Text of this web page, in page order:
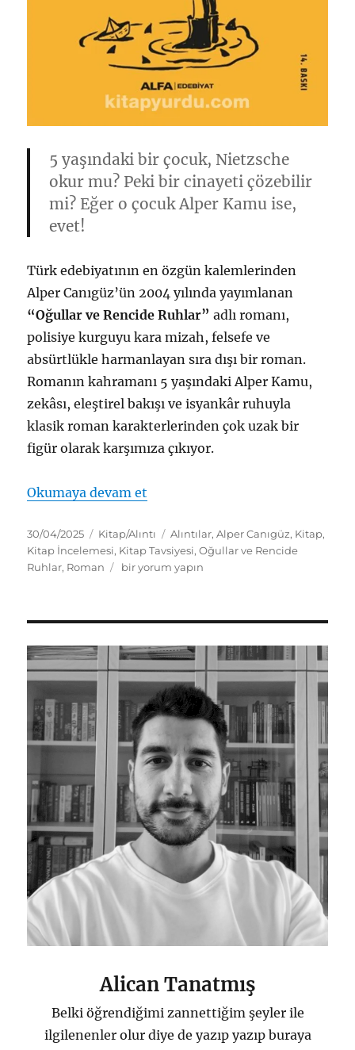
5 yaşındaki bir çocuk, Nietzsche
okur mu? Peki bir cinayeti çözebilir
mi? Eğer o çocuk Alper Kamu ise,
evet!
Türk edebiyatının en özgün kalemlerinden
Alper Canıgüz’ün 2004 yılında yayımlanan
“Oğullar ve Rencide Ruhlar” adlı romanı,
polisiye kurguyu kara mizah, felsefe ve
absürtlükle harmanlayan sıra dışı bir roman.
Romanın kahramanı 5 yaşındaki Alper Kamu,
zekâsı, eleştirel bakışı ve isyankâr ruhuyla
klasik roman karakterlerinden çok uzak bir
figür olarak karşımıza çıkıyor.
Okumaya devam et
Yayın
tarihi
30/04/2025 Kategoriler
Kitap/Alıntı Etiketler
Alıntılar,Alper Canıgüz, Kitap,
Kitap İncelemesi, Kitap Tavsiyesi,Oğullar ve Rencide
Ruhlar, Roman
Oğullar
Alper
için
bir yorum yapın
Alican Tanatmış
Belki öğrendiğimi zannettiğim şeyler ile
ilgilenenler olur diye de yazıp yazıp buraya